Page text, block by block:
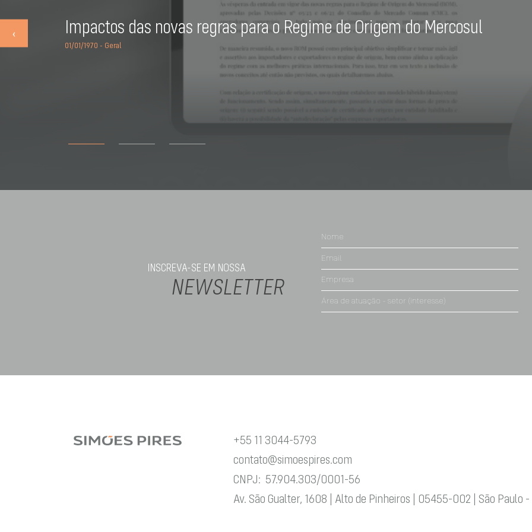
Impactos das novas regras para o Regime de Origem do Mercosul
01/01/1970 - Geral
‹
INSCREVA-SE EM NOSSA
NEWSLETTER
+55 11 3044-5793
contato@simoespires.com
CNPJ: 57.904.303/0001-56
Av. São Gualter, 1608 | Alto de Pinheiros | 05455-002 | São Paulo -